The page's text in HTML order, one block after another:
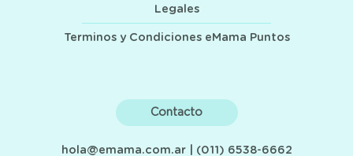
Legales
Terminos y Condiciones eMama Puntos
Contacto
hola@emama.com.ar| (011) 6538-6662